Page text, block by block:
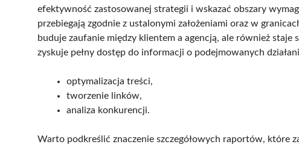
efektywność zastosowanej strategii i wskazać obszary
przebiegają zgodnie z ustalonymi założeniami oraz w
buduje zaufanie między klientem a agencją, ale również
zyskuje pełny dostęp do informacji o podejmowanych
optymalizacja treści,
tworzenie linków,
analiza konkurencji.
Warto podkreślić znaczenie szczegółowych raportów, które